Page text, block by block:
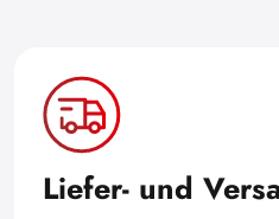
Liefer- und